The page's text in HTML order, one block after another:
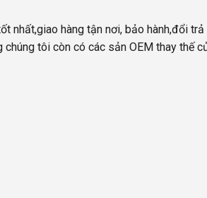
nhất,giao hàng tận nơi, bảo hành,đổi
chúng tôi còn có các sản OEM thay thế